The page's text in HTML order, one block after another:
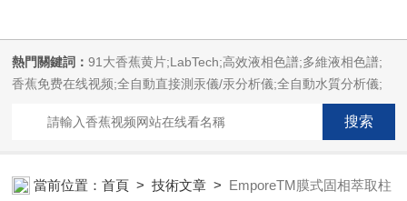
熱門關鍵詞：91大香蕉黄片;LabTech;高效液相色譜;多維液相色譜;
香蕉免费在线视频;全自動直接測汞儀/汞分析儀;全自動水質分析儀;
微波消解萃取係統;微波合成係統;微波灰化磺化係統;全自動固相萃取
係統;Dryvap全自動溶劑蒸發係統;激光固體燒蝕進樣係統;循環水冷卻
（LIMS;超淨精品香蕉视频設計與工程;通風櫃;化學安全
當前位置：首頁 >技術文章 > EmporeTM膜式固相萃取柱